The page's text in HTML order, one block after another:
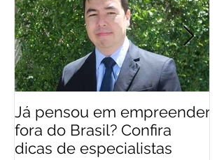
Já pensou em empreender
fora do Brasil? Confira
dicas de especialistas